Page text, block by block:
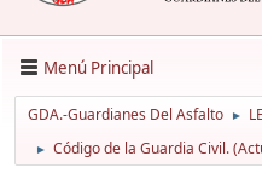
Menú Principal
GDA.-Guardianes Del Asfalto ►
► Código de la Guardia Civil.